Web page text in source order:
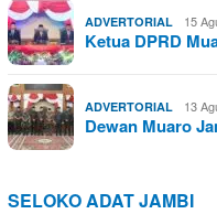
ADVERTORIAL 15
Ketua DPRD
ADVERTORIAL 13
Dewan Muaro
SELOKO ADAT JAMBI